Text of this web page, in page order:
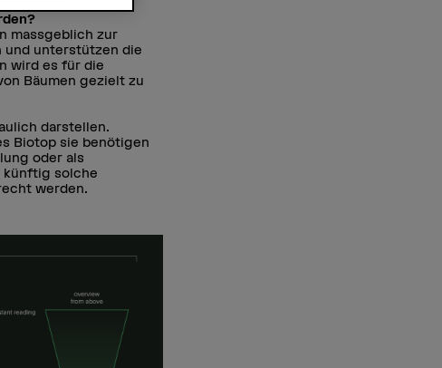
massgeblich zur
und unterstützen die
wird es für die
Bäumen gezielt zu
darstellen.
Biotop sie benötigen
oder als
künftig solche
werden.